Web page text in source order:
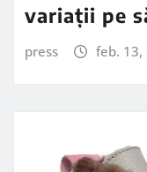
variații pe
press feb. 13,